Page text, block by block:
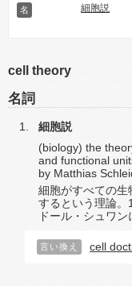
名 細胞説
cell theory
名詞
細胞説
(biology) the
and functional
by Matthias
細胞がすべての生
するという理論。
ドール・シュワン
言い換え cell